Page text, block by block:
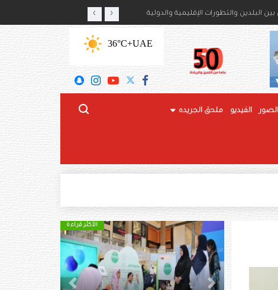
الأمير حمود بن سعود بن عبدالعزيز آل سعود ‹ ›
UAE
+36°C
الفيديو ملحق الجريده
الأكثر قراءة